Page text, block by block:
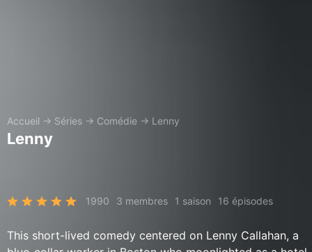
Accueil → Séries → Comédie → Lenny
Lenny
1990 3 membres 1 saison 16 épisodes
This short-lived comedy centered on Lenny Callahan, a